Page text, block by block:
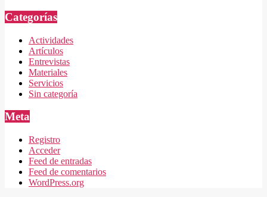
Categorías
Actividades
Artículos
Entrevistas
Materiales
Servicios
Sin categoría
Meta
Registro
Acceder
Feed de entradas
Feed de comentarios
WordPress.org